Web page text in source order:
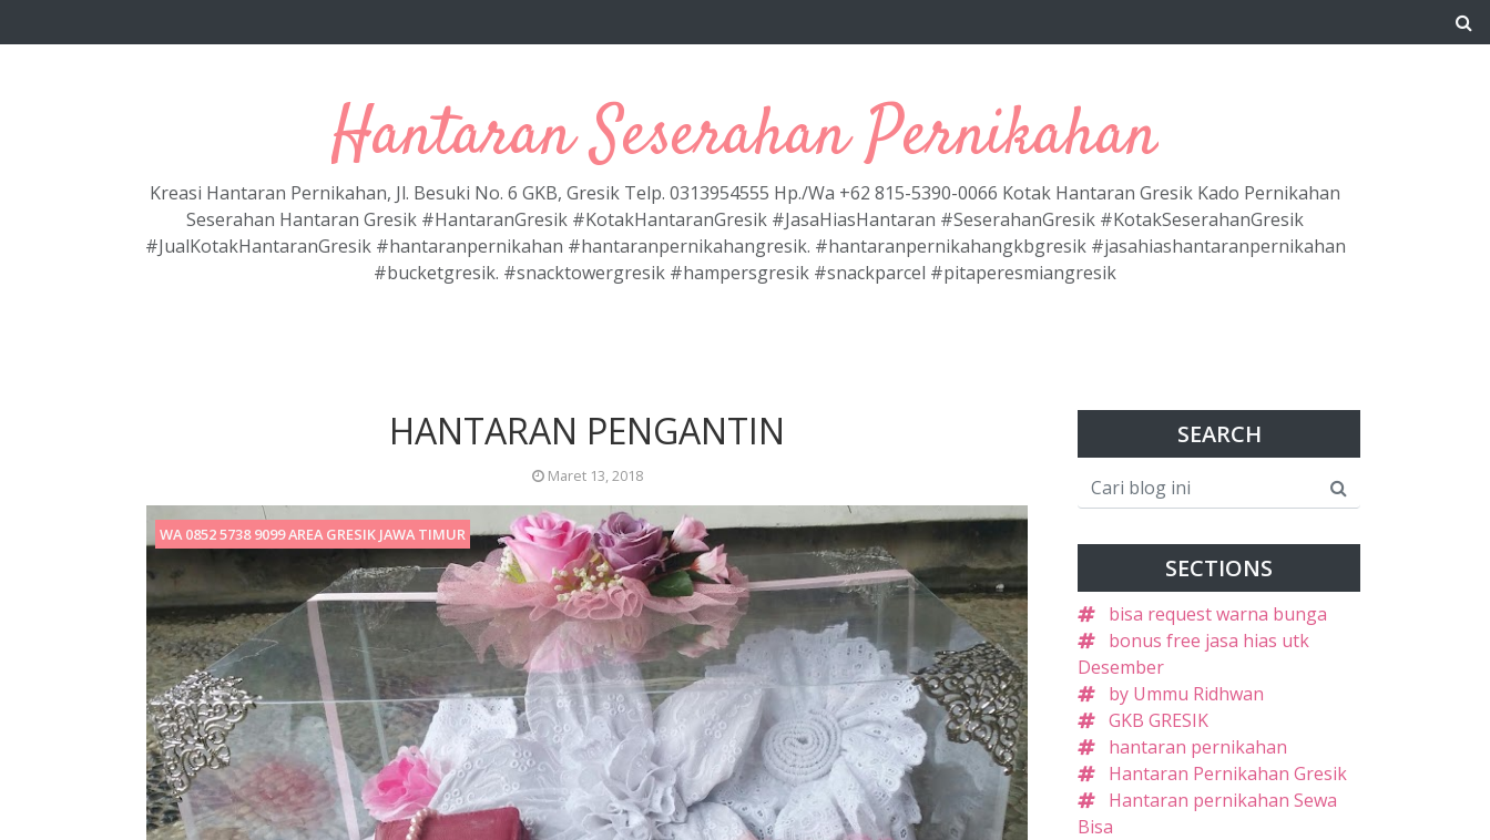
Hantaran Seserahan Pernikahan
Kreasi Hantaran Pernikahan, Jl. Besuki No. 6 GKB, Gresik Telp. 0313954555 Hp./Wa +62 815-5390-0066 Kotak Hantaran Gresik Kado Pernikahan
Seserahan Hantaran Gresik #HantaranGresik #KotakHantaranGresik #JasaHiasHantaran #SeserahanGresik #KotakSeserahanGresik
#JualKotakHantaranGresik #hantaranpernikahan #hantaranpernikahangresik. #hantaranpernikahangkbgresik #jasahiashantaranpernikahan
#bucketgresik. #snacktowergresik #hampersgresik #snackparcel #pitaperesmiangresik
HANTARAN PENGANTIN
Maret 13, 2018
WA 0852 5738 9099 AREA GRESIK JAWA TIMUR
SEARCH
SECTIONS
bisa request warna bunga
bonus free jasa hias utk
Desember
by Ummu Ridhwan
GKB GRESIK
hantaran pernikahan
Hantaran Pernikahan Gresik
Hantaran pernikahan Sewa
Bisa